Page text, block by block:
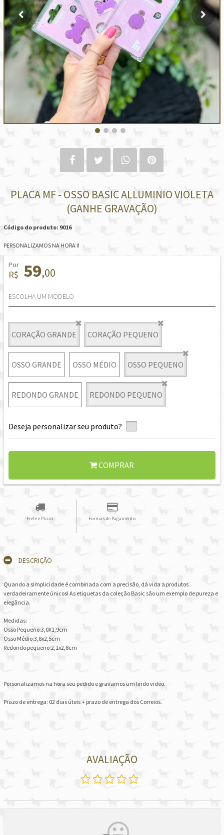
PLACA MF - OSSO BASIC ALLUMINIO VIOLETA
(GANHE GRAVAÇÃO)
Código do produto: 9016
PERSONALIZAMOS NA HORA !!
Por
R$ 59,00
ESCOLHA UM MODELO
CORAÇÃO GRANDE CORAÇÃO PEQUENO
OSSO GRANDE OSSO MÉDIO OSSO PEQUENO
REDONDO GRANDE REDONDO PEQUENO
Deseja personalizar seu produto?
COMPRAR
Frete e Prazo Formas de Pagamento
DESCRIÇÃO
Quando a simplicidade é combinada com a precisão, dá vida a produtos
verdadeiramente únicos! As etiquetas da coleção Basic são um exemplo de pureza e
elegância.
Medidas:
Osso Pequeno:3,0X1,9cm
Osso Médio:3,8x2,5cm
Redondo pequeno:2,1x2,8cm
Personalizamos na hora seu pedido e gravamos um lindo video.
Prazo de entrega: 02 dias úteis + prazo de entrega dos Correios.
AVALIAÇÃO